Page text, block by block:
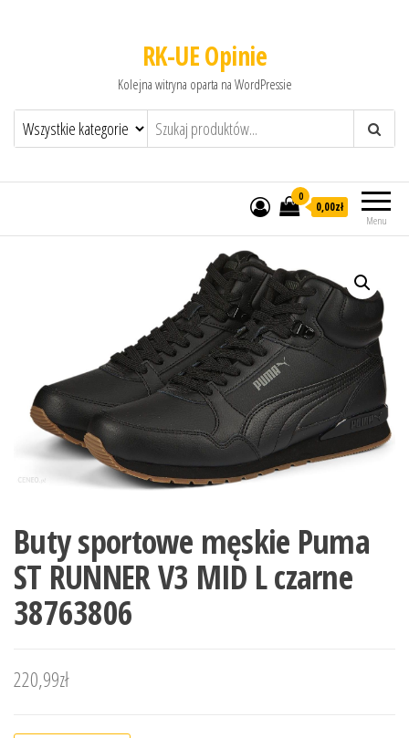
RK-UE Opinie
Kolejna witryna oparta na WordPressie
Menu
0
0,00zł
Buty sportowe męskie Puma
ST RUNNER V3 MID L czarne
38763806
220,99zł